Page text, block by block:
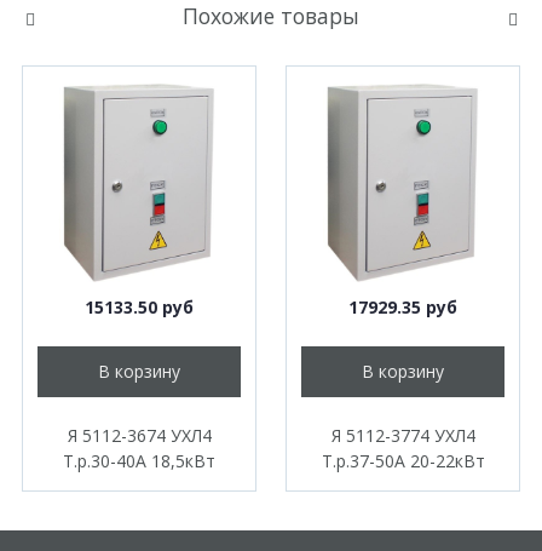
Похожие товары
15133.50 руб
В корзину
Я 5112-3674 УХЛ4
Т.р.30-40А 18,5кВт
17929.35 руб
В корзину
Я 5112-3774 УХЛ4
Т.р.37-50А 20-22кВт